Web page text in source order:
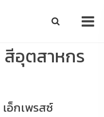
อุตสาหกร
อ็กเพรสซ์